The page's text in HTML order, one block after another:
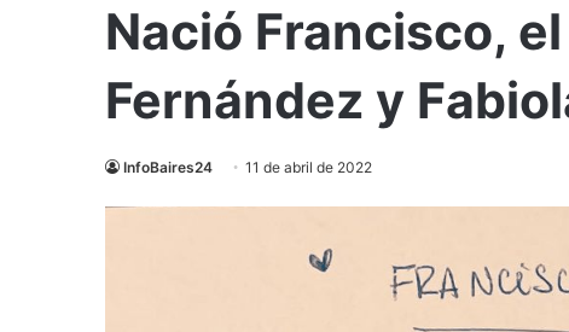
Nació Francisco,
Fernández y
InfoBaires24 11 de abril de 2022